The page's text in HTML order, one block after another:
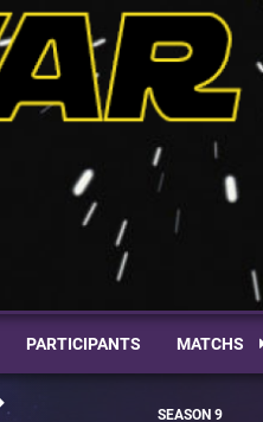
PARTICIPANTS MATCHS